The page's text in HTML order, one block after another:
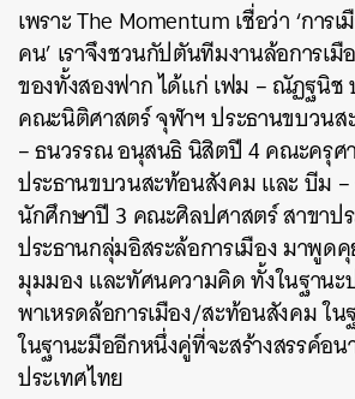
เพราะ The Momentum เชื่อว่า ‘การ
คน’ เราจึงชวนกัปตันทีมงานล้อการเ
ของทั้งสองฟาก ได้แก่ เฟม – ณัฏฐนิช
คณะนิติศาสตร์ จุฬาฯ ประธานขบวน
– ธนวรรณ อนุสนธิ นิสิตปี 4 คณะครุศ
ประธานขบวนสะท้อนสังคม และ บีม –
นักศึกษาปี 3 คณะศิลปศาสตร์ สาขาป
ประธานกลุ่มอิสระล้อการเมืองมาพูด
มุมมอง และทัศนความคิด ทั้งในฐานะ
พาเหรดล้อการเมือง/สะท้อนสังคม ใ
ในฐานะมืออีกหนึ่งคู่ที่จะสร้างสรรค์อ
ประเทศไทย